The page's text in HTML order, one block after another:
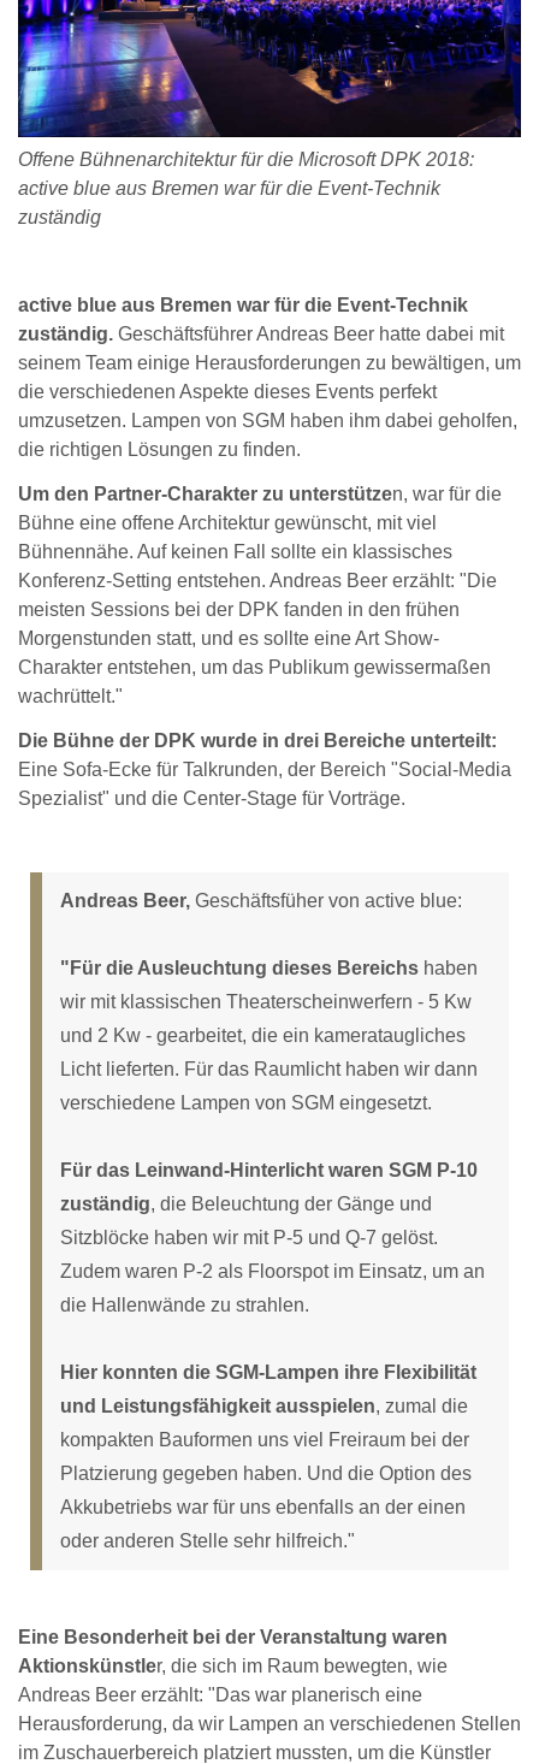
Offene Bühnenarchitektur für die Microsoft DPK 2018:
active blue aus Bremen war für die Event-Technik
zuständig
active blue aus Bremen war für die Event-Technik
zuständig. Geschäftsführer Andreas Beer hatte dabei mit
seinem Team einige Herausforderungen zu bewältigen, um
die verschiedenen Aspekte dieses Events perfekt
umzusetzen. Lampen von SGM haben ihm dabei geholfen,
die richtigen Lösungen zu finden.
Um den Partner-Charakter zu unterstützen, war für die
Bühne eine offene Architektur gewünscht, mit viel
Bühnennähe. Auf keinen Fall sollte ein klassisches
Konferenz-Setting entstehen. Andreas Beer erzählt: "Die
meisten Sessions bei der DPK fanden in den frühen
Morgenstunden statt, und es sollte eine Art Show-
Charakter entstehen, um das Publikum gewissermaßen
wachrüttelt."
Die Bühne der DPK wurde in drei Bereiche unterteilt:
Eine Sofa-Ecke für Talkrunden, der Bereich "Social-Media
Spezialist" und die Center-Stage für Vorträge.
Andreas Beer, Geschäftsfüher von active blue:
"Für die Ausleuchtung dieses Bereichs haben
wir mit klassischen Theaterscheinwerfern - 5 Kw
und 2 Kw - gearbeitet, die ein kamerataugliches
Licht lieferten. Für das Raumlicht haben wir dann
verschiedene Lampen von SGM eingesetzt.
Für das Leinwand-Hinterlicht waren SGM P-10
zuständig, die Beleuchtung der Gänge und
Sitzblöcke haben wir mit P-5 und Q-7 gelöst.
Zudem waren P-2 als Floorspot im Einsatz, um an
die Hallenwände zu strahlen.
Hier konnten die SGM-Lampen ihre Flexibilität
und Leistungsfähigkeit ausspielen, zumal die
kompakten Bauformen uns viel Freiraum bei der
Platzierung gegeben haben. Und die Option des
Akkubetriebs war für uns ebenfalls an der einen
oder anderen Stelle sehr hilfreich."
Eine Besonderheit bei der Veranstaltung waren
Aktionskünstler, die sich im Raum bewegten, wie
Andreas Beer erzählt: "Das war planerisch eine
Herausforderung, da wir Lampen an verschiedenen Stellen
im Zuschauerbereich platziert mussten, um die Künstler